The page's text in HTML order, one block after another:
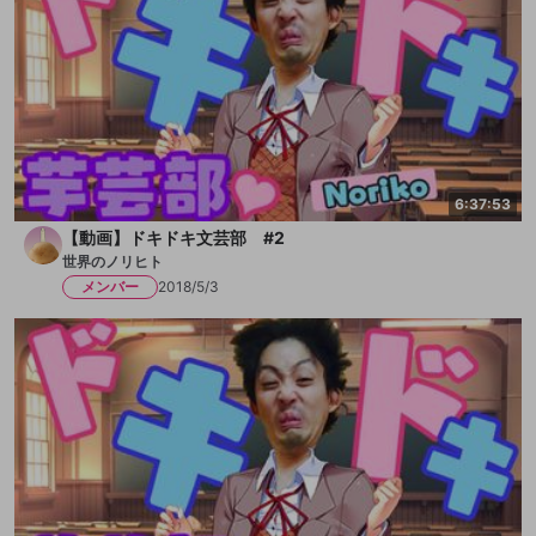
6:37:53
【動画】ドキドキ文芸部 #2
世界のノリヒト
メンバー
2018/5/3